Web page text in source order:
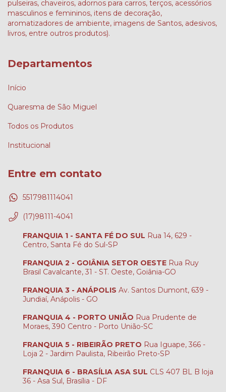
pulseiras, chaveiros, adornos para carros, terços, acessórios
masculinos e femininos, itens de decoração,
aromatizadores de ambiente, imagens de Santos, adesivos,
livros, entre outros produtos).
Departamentos
Início
Quaresma de São Miguel
Todos os Produtos
Institucional
Entre em contato
5517981114041
(17)98111-4041
FRANQUIA 1 - SANTA FÉ DO SUL Rua 14, 629 -
Centro, Santa Fé do Sul-SP
FRANQUIA 2 - GOIÂNIA SETOR OESTE Rua Ruy
Brasil Cavalcante, 31 - ST. Oeste, Goiânia-GO
FRANQUIA 3 - ANÁPOLIS Av. Santos Dumont, 639 -
Jundiaí, Anápolis - GO
FRANQUIA 4 - PORTO UNIÃO Rua Prudente de
Moraes, 390 Centro - Porto União-SC
FRANQUIA 5 - RIBEIRÃO PRETO Rua Iguape, 366 -
Loja 2 - Jardim Paulista, Ribeirão Preto-SP
FRANQUIA 6 - BRASÍLIA ASA SUL CLS 407 BL B loja
36 - Asa Sul, Brasília - DF